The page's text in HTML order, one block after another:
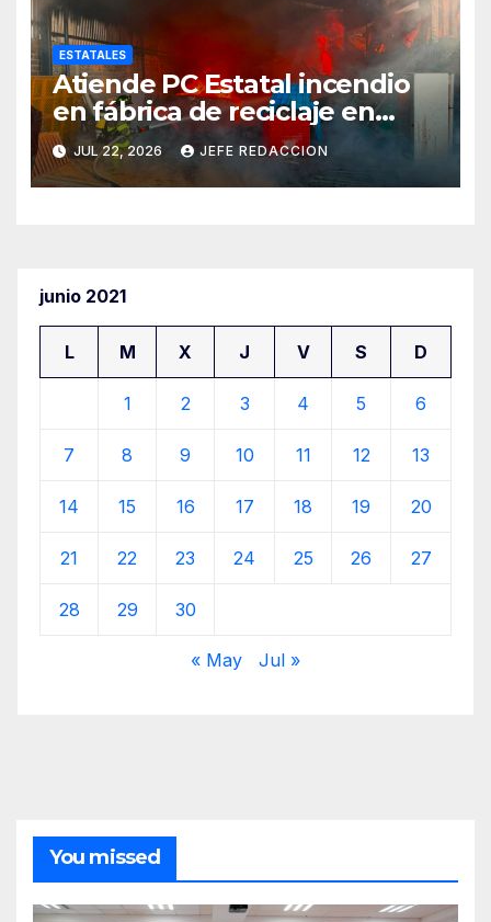
ESTATALES
Atiende PC Estatal incendio
en fábrica de reciclaje en
Morelia
JUL 22, 2026 JEFE REDACCION
junio 2021
L M X J V S D
1 2 3 4 5 6
7 8 9 10 11 12 13
14 15 16 17 18 19 20
21 22 23 24 25 26 27
28 29 30
« May Jul »
You missed